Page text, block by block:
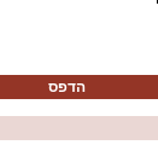
הדפס